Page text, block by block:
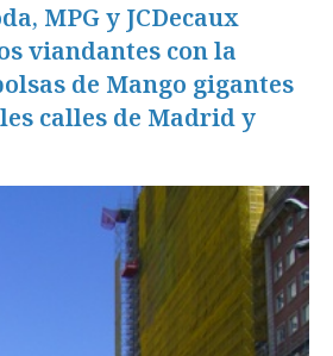
MPG y JCDecaux
viandantes con la
de Mango gigantes
calles de Madrid y